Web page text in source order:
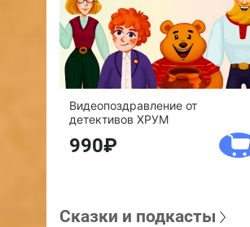
Видеопоздравление от
детективов ХРУМ
990
Сказки и подкасты